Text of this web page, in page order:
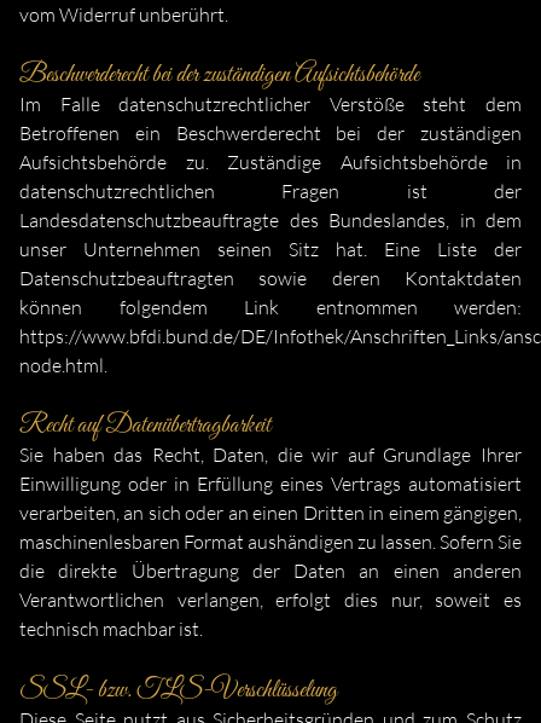
vom Widerruf unberührt.
Beschwerderecht bei der zuständigen Aufsichtsbehörde
Im Falle datenschutzrechtlicher Verstöße steht dem
Betroffenen ein Beschwerderecht bei der zuständigen
Aufsichtsbehörde zu. Zuständige Aufsichtsbehörde in
datenschutzrechtlichen Fragen ist der
Landesdatenschutzbeauftragte des Bundeslandes, in dem
unser Unternehmen seinen Sitz hat. Eine Liste der
Datenschutzbeauftragten sowie deren Kontaktdaten
können folgendem Link entnommen werden:
https://www.bfdi.bund.de/DE/Infothek/Anschriften_Links/
node.html.
Recht auf Datenübertragbarkeit
Sie haben das Recht, Daten, die wir auf Grundlage Ihrer
Einwilligung oder in Erfüllung eines Vertrags automatisiert
verarbeiten, an sich oder an einen Dritten in einem gängigen,
maschinenlesbaren Format aushändigen zu lassen. Sofern Sie
die direkte Übertragung der Daten an einen anderen
Verantwortlichen verlangen, erfolgt dies nur, soweit es
technisch machbar ist.
SSL- bzw. TLS-Verschlüsselung